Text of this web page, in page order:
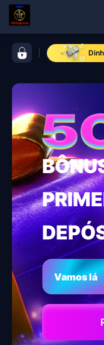
barra de controle
Vamos lá